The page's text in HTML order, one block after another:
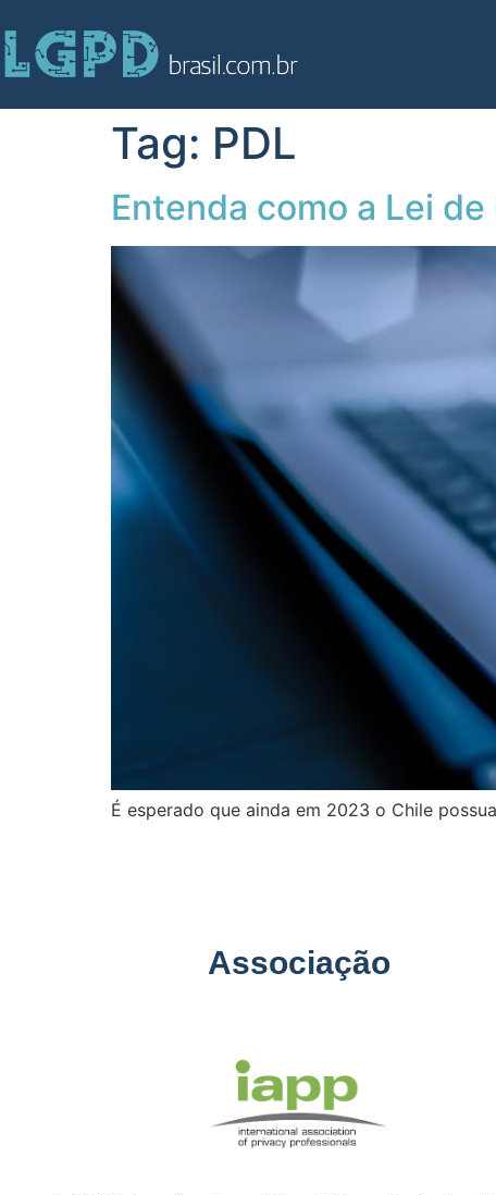
Tag: PDL
Entenda como a Lei
É esperado que ainda em 2023 o Chile
Associação